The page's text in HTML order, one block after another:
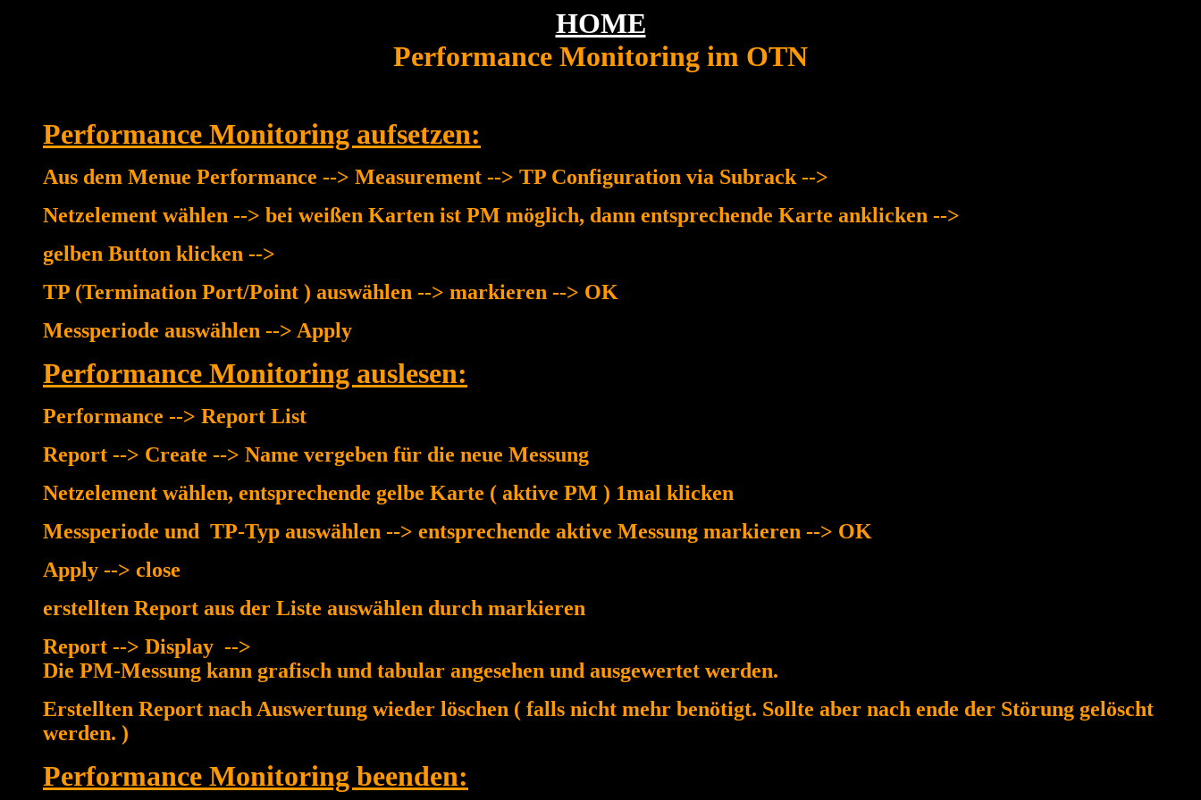
HOME
Performance Monitoring im OTN
Performance Monitoring aufsetzen:
Aus dem Menue Performance --> Measurement --> TP Configuration via Subrack -->
Netzelement wählen --> bei weißen Karten ist PM möglich, dann entsprechende Karte anklicken -->
gelben Button klicken -->
TP (Termination Port/Point ) auswählen --> markieren --> OK
Messperiode auswählen --> Apply
Performance Monitoring auslesen:
Performance --> Report List
Report --> Create --> Name vergeben für die neue Messung
Netzelement wählen, entsprechende gelbe Karte ( aktive PM ) 1mal klicken
Messperiode und TP-Typ auswählen --> entsprechende aktive Messung markieren --> OK
Apply --> close
erstellten Report aus der Liste auswählen durch markieren
Report --> Display -->
Die PM-Messung kann grafisch und tabular angesehen und ausgewertet werden.
Erstellten Report nach Auswertung wieder löschen ( falls nicht mehr benötigt. Sollte aber nach ende der Störung gelöscht
werden. )
Performance Monitoring beenden: